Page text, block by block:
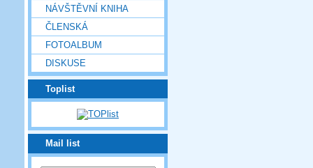
NÁVŠTĚVNÍ KNIHA
ČLENSKÁ
FOTOALBUM
DISKUSE
Toplist
Mail list